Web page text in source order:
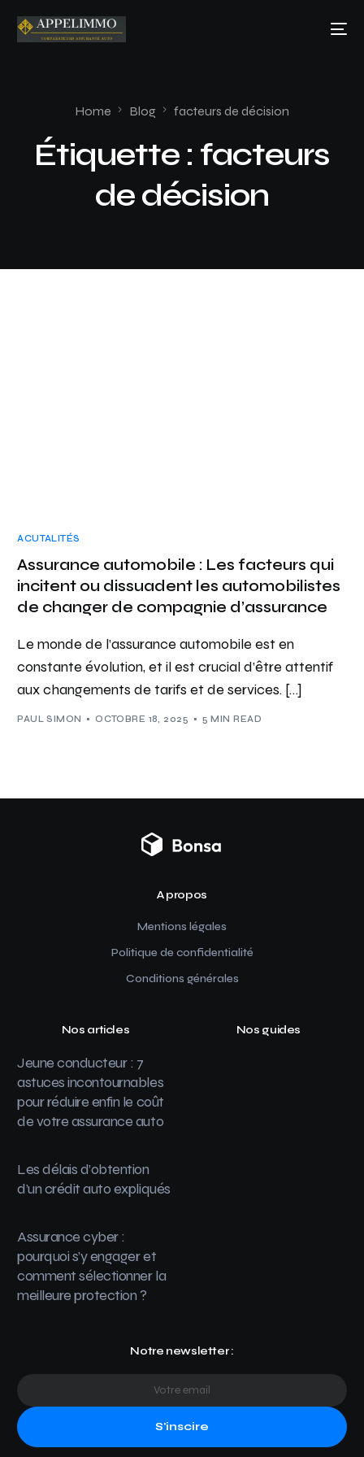
Home Blog facteurs de décision
Étiquette : facteurs
de décision
ACUTALITÉS
Assurance automobile : Les facteurs qui
incitent ou dissuadent les automobilistes
de changer de compagnie d’assurance
Le monde de l’assurance automobile est en
constante évolution, et il est crucial d’être attentif
aux changements de tarifs et de services. […]
PAUL SIMON OCTOBRE 18, 2025 5 MIN READ
A propos
Mentions légales
Politique de confidentialité
Conditions générales
Nos articles
Jeune conducteur : 7
astuces incontournables
pour réduire enfin le coût
de votre assurance auto
Les délais d’obtention
d’un crédit auto expliqués
Assurance cyber :
pourquoi s’y engager et
comment sélectionner la
meilleure protection ?
Nos guides
Notre newsletter :
S'inscire